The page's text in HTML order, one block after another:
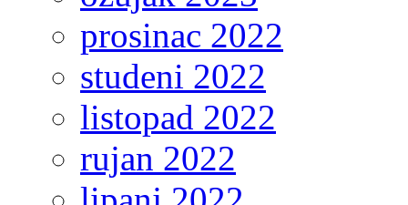
prosinac 2022
studeni 2022
listopad 2022
rujan 2022